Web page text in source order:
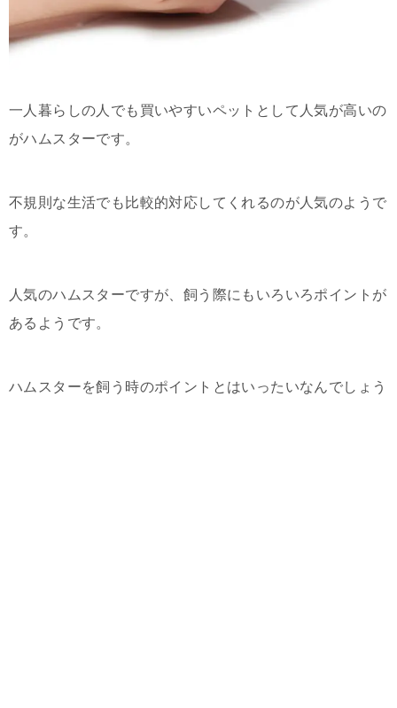
一人暮らしの人でも買いやすいペットとして人気が高いの
がハムスターです。
不規則な生活でも比較的対応してくれるのが人気のようで
す。
人気のハムスターですが、飼う際にもいろいろポイントが
あるようです。
ハムスターを飼う時のポイントとはいったいなんでしょう